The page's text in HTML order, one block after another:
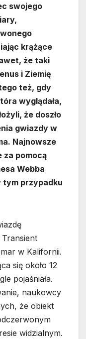
swojego
krążące
że taki
i Ziemię
też, gdy
wyglądała,
że doszło
gwiazdy w
Najnowsze
za pomocą
Webba
tym przypadku
w Kalifornii.
się około 12
pojaśniała.
naukowcy
że obiekt
widzialnym.